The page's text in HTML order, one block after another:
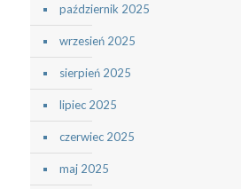
październik 2025
wrzesień 2025
sierpień 2025
lipiec 2025
czerwiec 2025
maj 2025